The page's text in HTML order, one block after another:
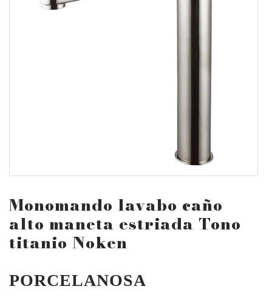
Monomando lavabo caño
alto maneta estriada Tono
titanio Noken
PORCELANOSA